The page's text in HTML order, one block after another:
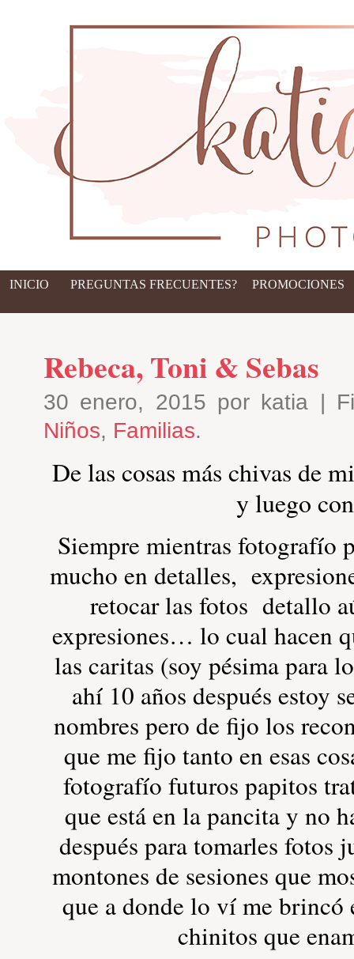
INICIO PREGUNTAS FRECUENTES? PROMOCIONES
Rebeca, Toni & Sebas
30 enero, 2015 por katia |
Niños, Familias.
De las cosas más chivas de
y luego
Siempre mientras fotografío
mucho en detalles,
retocar las fotos detallo
expresiones… lo cual hacen
las caritas (soy pésima para
ahí 10 años después estoy
nombres pero de fijo los
que me fijo tanto en esas
fotografío futuros papitos
que está en la pancita y no
después para tomarles
montones de sesiones que
que a donde lo ví me
chinitos que